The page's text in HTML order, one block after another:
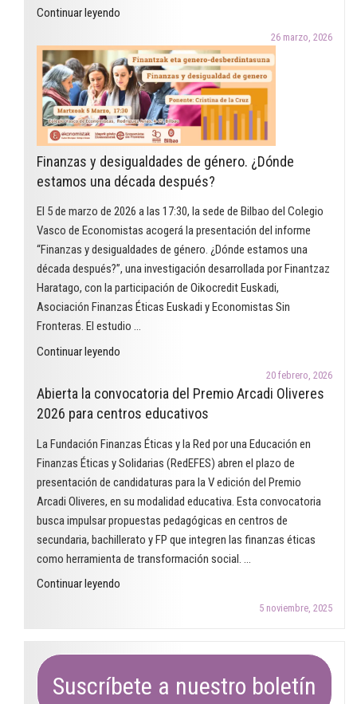
Continuar leyendo
Arcadi
Oliveres
2026
en
la
modalidad
de
educación
reconoce
un
proyecto
utiliza
cómic
finanzas
éticas
el
aula"
26 marzo, 2026
Finanzas y desigualdades de género. ¿Dónde
estamos una década después?
El 5 de marzo de 2026 a las 17:30, la sede de Bilbao del Colegio
Vasco de Economistas acogerá la presentación del informe
“Finanzas y desigualdades de género. ¿Dónde estamos una
década después?”, una investigación desarrollada por Finantzaz
Haratago, con la participación de Oikocredit Euskadi,
Asociación Finanzas Éticas Euskadi y Economistas Sin
Fronteras. El estudio …
Continuar leyendo
desigualdades
de
¿Dónde
estamos
una
década
después?"
20 febrero, 2026
Abierta la convocatoria del Premio Arcadi Oliveres
2026 para centros educativos
La Fundación Finanzas Éticas y la Red por una Educación en
Finanzas Éticas y Solidarias (RedEFES) abren el plazo de
presentación de candidaturas para la V edición del Premio
Arcadi Oliveres, en su modalidad educativa. Esta convocatoria
busca impulsar propuestas pedagógicas en centros de
secundaria, bachillerato y FP que integren las finanzas éticas
como herramienta de transformación social. …
Continuar leyendo
Arcadi
Oliveres
5 noviembre, 2025
Suscríbete a nuestro boletín